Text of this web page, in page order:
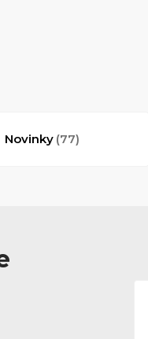
Novinky (77)